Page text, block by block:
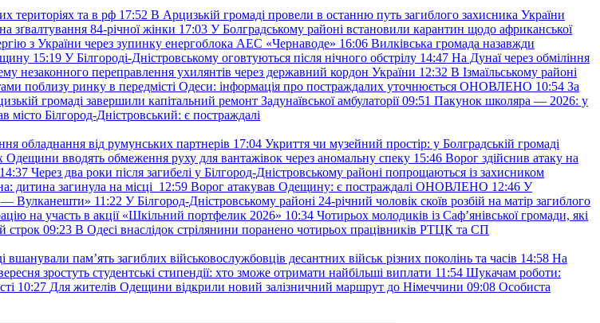
територіях та в рф 17:52 В Арцизькій громаді провели в останню путь загиблого захисника України
зґвалтування 84-річної жінки 17:03 У Болградському районі встановили карантин щодо африканської
з України через зупинку енергоблока АЕС «Чернаводе» 16:06 Вилківська громада назавжди
15:19 У Білгороді-Дністровському оговтуються після нічного обстрілу 14:47 На Дунаї через обміління
незаконного переправлення ухилянтів через державний кордон України 12:32 В Ізмаїльському районі
поблизу ринку в передмісті Одеси: інформація про постраждалих уточнюється ОНОВЛЕНО 10:54 За
громаді завершили капітальний ремонт Задунаївської амбулаторії 09:51 Пакунок школяра — 2026: у
місто Білгород-Дністровський: є постраждалі
обладнання від румунських партнерів 17:04 Укриття чи музейний простір: у Болградській громаді
Одещини вводять обмеження руху для вантажівок через аномальну спеку 15:46 Ворог здійснив атаку на
14:37 Через два роки після загибелі у Білгород-Дністровському районі попрощаються із захисником
дитина загинула на місці 12:59 Ворог атакував Одещину: є постраждалі ОНОВЛЕНО 12:46 У
— Вулканешти» 11:22 У Білгород-Дністровському районі 24-річний чоловік скоїв розбій на матір загиблого
на участь в акції «Шкільний портфелик 2026» 10:34 Чотирьох молодиків із Саф’янівської громади, які
строк 09:23 В Одесі внаслідок стрілянини поранено чотирьох працівників РТЦК та СП
вшанували пам’ять загиблих військовослужбовців десантних військ різних поколінь та часів 14:58 На
зростуть студентські стипендії: хто зможе отримати найбільші виплати 11:54 Шукачам роботи:
10:27 Для жителів Одещини відкрили новий залізничний маршрут до Німеччини 09:08 Особиста